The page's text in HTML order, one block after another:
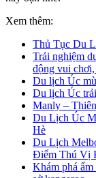
Xem thêm:
Thủ Tục Du
Trải nghiệm
động vui
Du lịch Úc
Du lịch Úc
Manly –
Du Lịch Úc
Hè
Du Lịch
Điểm Thú Vị
Khám phá